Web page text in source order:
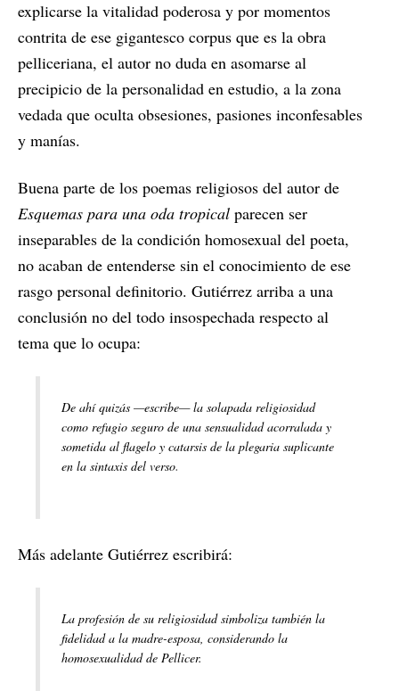
explicarse la vitalidad poderosa y por momentos
contrita de ese gigantesco corpus que es la obra
pelliceriana, el autor no duda en asomarse al
precipicio de la personalidad en estudio, a la zona
vedada que oculta obsesiones, pasiones inconfesables
y manías.
Buena parte de los poemas religiosos del autor de
Esquemas para una oda tropical parecen ser
inseparables de la condición homosexual del poeta,
no acaban de entenderse sin el conocimiento de ese
rasgo personal definitorio. Gutiérrez arriba a una
conclusión no del todo insospechada respecto al
tema que lo ocupa:
De ahí quizás —escribe— la solapada religiosidad
como refugio seguro de una sensualidad acorralada y
sometida al flagelo y catarsis de la plegaria suplicante
en la sintaxis del verso.
Más adelante Gutiérrez escribirá:
La profesión de su religiosidad simboliza también la
fidelidad a la madre-esposa, considerando la
homosexualidad de Pellicer.